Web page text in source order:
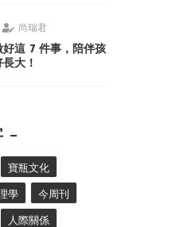
尚瑞君
好這 7 件事，陪伴孩
大！
寶瓶文化
學 今周刊
人際關係